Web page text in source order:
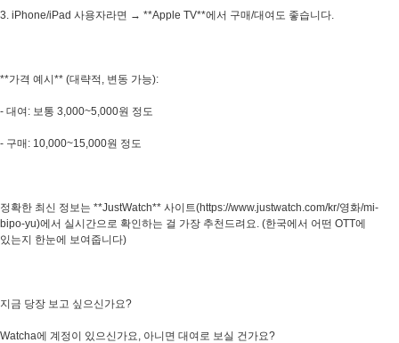
3. iPhone/iPad 사용자라면 → **Apple TV**에서 구매/대여도 좋습니다.
**가격 예시** (대략적, 변동 가능):
- 대여: 보통 3,000~5,000원 정도
- 구매: 10,000~15,000원 정도
정확한 최신 정보는 **JustWatch** 사이트(https://www.justwatch.com/kr/영화/mi-
bipo-yu)에서 실시간으로 확인하는 걸 가장 추천드려요. (한국에서 어떤 OTT에
있는지 한눈에 보여줍니다)
지금 당장 보고 싶으신가요?
Watcha에 계정이 있으신가요, 아니면 대여로 보실 건가요?